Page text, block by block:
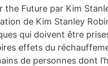
Future par Kim
de Kim Stanley
qui doivent être
effets du
de personnes dont